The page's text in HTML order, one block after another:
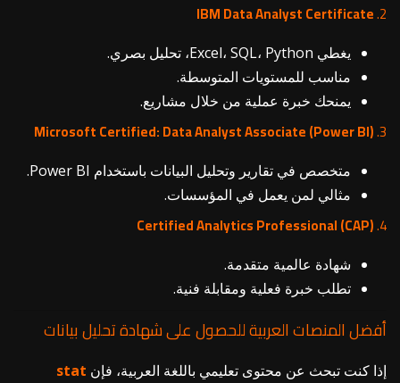
2.
IBM Data Analyst Certificate
يغطي Excel، SQL، Python، تحليل بصري.
مناسب للمستويات المتوسطة.
يمنحك خبرة عملية من خلال مشاريع.
3.
Microsoft Certified: Data Analyst Associate (Power BI)
متخصص في تقارير وتحليل البيانات باستخدام Power BI.
مثالي لمن يعمل في المؤسسات.
4.
Certified Analytics Professional (CAP)
شهادة عالمية متقدمة.
تطلب خبرة فعلية ومقابلة فنية.
أفضل المنصات العربية للحصول على شهادة تحليل بيانات
إذا كنت تبحث عن محتوى تعليمي باللغة العربية، فإن stat